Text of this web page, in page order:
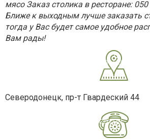
мясо Заказ столика в ресторане:
Ближе к выходным лучше заказать
тогда у Вас будет самое удобное
Вам рады!
Северодонецк, пр-т Гвардеский 44